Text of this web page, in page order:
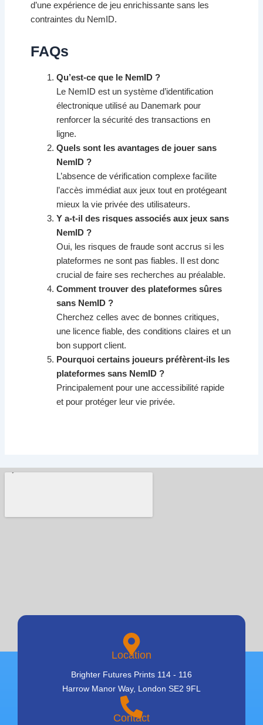
d’une expérience de jeu enrichissante sans les
contraintes du NemID.
FAQs
Qu’est-ce que le NemID ?
Le NemID est un système d’identification
électronique utilisé au Danemark pour
renforcer la sécurité des transactions en
ligne.
Quels sont les avantages de jouer sans
NemID ?
L’absence de vérification complexe facilite
l’accès immédiat aux jeux tout en protégeant
mieux la vie privée des utilisateurs.
Y a-t-il des risques associés aux jeux sans
NemID ?
Oui, les risques de fraude sont accrus si les
plateformes ne sont pas fiables. Il est donc
crucial de faire ses recherches au préalable.
Comment trouver des plateformes sûres
sans NemID ?
Cherchez celles avec de bonnes critiques,
une licence fiable, des conditions claires et un
bon support client.
Pourquoi certains joueurs préfèrent-ils les
plateformes sans NemID ?
Principalement pour une accessibilité rapide
et pour protéger leur vie privée.
Location
Brighter Futures Prints 114 - 116
Harrow Manor Way, London SE2 9FL
Contact